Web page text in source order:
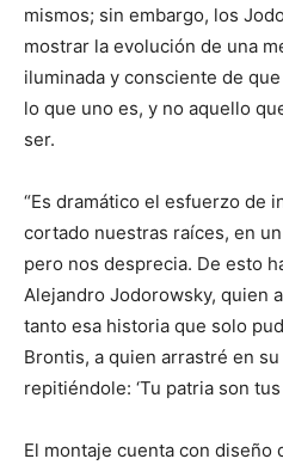
mismos; sin embargo, los
mostrar la evolución de una
iluminada y consciente de
lo que uno es, y no aquello
ser.
“Es dramático el esfuerzo de
cortado nuestras raíces, en
pero nos desprecia. De esto
Alejandro Jodorowsky, quien
tanto esa historia que solo
Brontis, a quien arrastré en
repitiéndole: ‘Tu patria son tus
El montaje cuenta con diseño